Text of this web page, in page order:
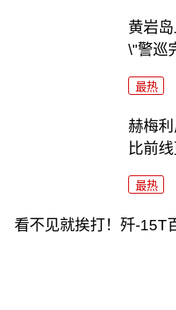
黄岩
\"警巡
最热
赫梅
比前
最热
看不见就挨打！歼-15T